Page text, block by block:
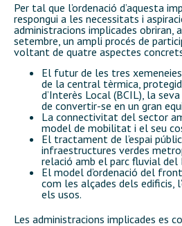
Per tal que l’ordenació d’aquesta
respongui a les necessitats i
administracions implicades obriran,
setembre, un ampli procés de
voltant de quatre aspectes
El futur de les tres
de la central tèrmica,
d’Interès Local (BCIL), la
de convertir-se en un gran
La connectivitat del sector
model de mobilitat i el seu
El tractament de l’espai
infraestructures verdes
relació amb el parc fluvial del
El model d’ordenació del
com les alçades dels edificis,
els usos.
Les administracions implicades es